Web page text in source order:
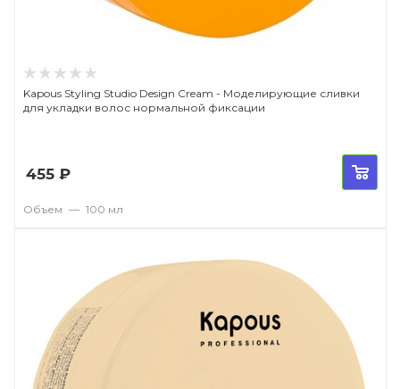
Kapous Styling Studio Design Cream - Моделирующие сливки
для укладки волос нормальной фиксации
455 ₽
Объем — 100 мл